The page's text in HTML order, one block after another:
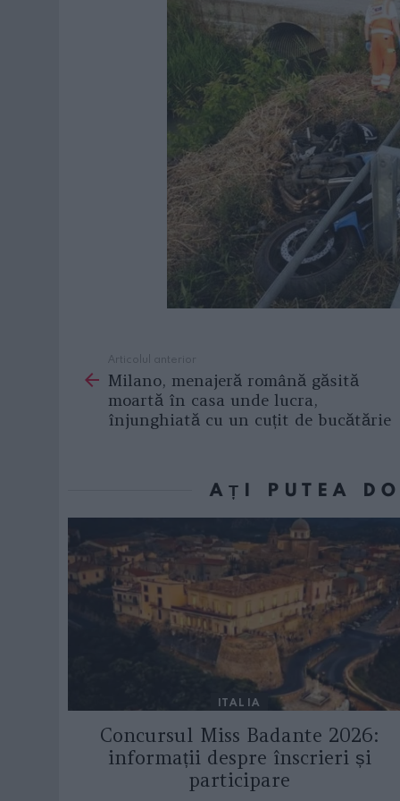
more
Articolul anterior
Milano, menajeră română găsită
moartă în casa unde lucra,
înjunghiată cu un cuțit de bucătărie
AȚI PUTEA
ITALIA
Concursul Miss Badante 2026:
informații despre înscrieri și
participare